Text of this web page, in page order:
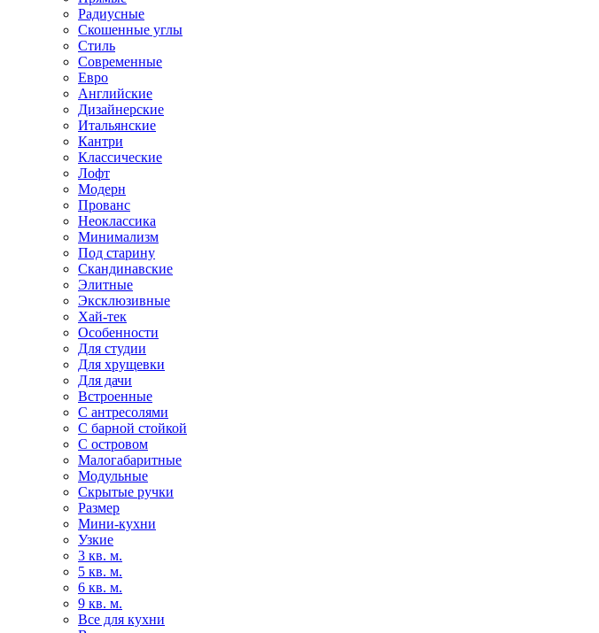
Радиусные
Скошенные углы
Стиль
Современные
Евро
Английские
Дизайнерские
Итальянские
Кантри
Классические
Лофт
Модерн
Прованс
Неоклассика
Минимализм
Под старину
Скандинавские
Элитные
Эксклюзивные
Хай-тек
Особенности
Для студии
Для хрущевки
Для дачи
Встроенные
С антресолями
С барной стойкой
С островом
Малогабаритные
Модульные
Скрытые ручки
Размер
Мини-кухни
Узкие
3 кв. м.
5 кв. м.
6 кв. м.
9 кв. м.
Все для кухни